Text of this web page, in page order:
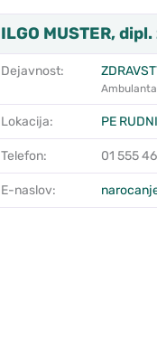
ILGO MUSTER,
Dejavnost:
Lokacija: PE
Telefon: 01 555
E-naslov: